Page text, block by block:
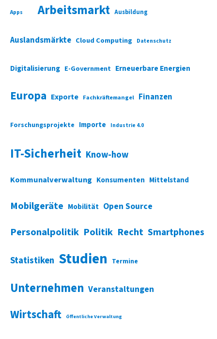
Apps Arbeitsmarkt Ausbildung
Auslandsmärkte Cloud Computing Datenschutz
Digitalisierung E-Government Erneuerbare Energien
Europa Exporte Fachkräftemangel Finanzen
Forschungsprojekte Importe Industrie 4.0
IT-Sicherheit Know-how
Kommunalverwaltung Konsumenten Mittelstand
Mobilgeräte Mobilität Open Source
Personalpolitik Politik Recht Smartphones
Statistiken Studien Termine
Unternehmen Veranstaltungen
Wirtschaft Öffentliche Verwaltung